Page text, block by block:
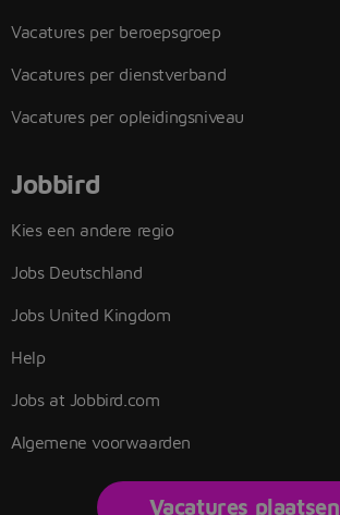
Vacatures per beroepsgroep
Vacatures per dienstverband
Vacatures per opleidingsniveau
Jobbird
Kies een andere regio
Jobs Deutschland
Jobs United Kingdom
Help
Jobs at Jobbird.com
Algemene voorwaarden
Vacatures plaatsen